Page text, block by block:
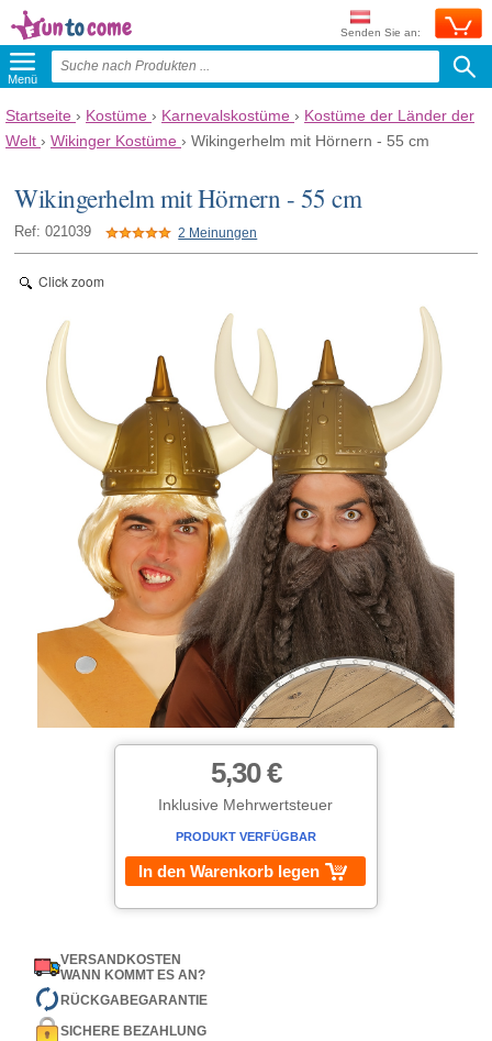
Senden Sie an:
Menü
Startseite › Kostüme › Karnevalskostüme › Kostüme der Länder der
Welt › Wikinger Kostüme › Wikingerhelm mit Hörnern - 55 cm
Wikingerhelm mit Hörnern - 55 cm
Ref: 021039 2 Meinungen
Click zoom
5,30 €
Inklusive Mehrwertsteuer
PRODUKT VERFÜGBAR
In den Warenkorb legen
VERSANDKOSTEN
WANN KOMMT ES AN?
RÜCKGABEGARANTIE
SICHERE BEZAHLUNG